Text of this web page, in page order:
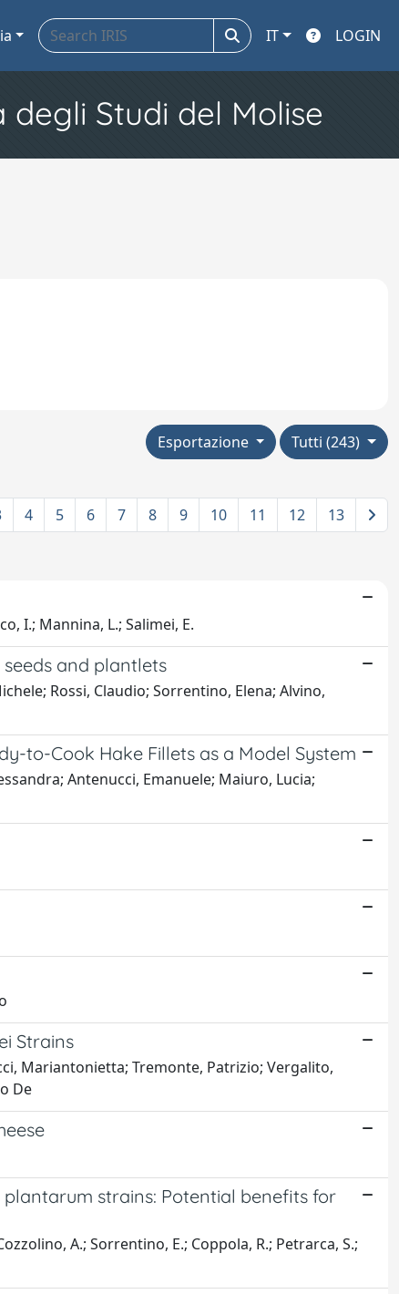
IT LOGIN
Studi del Molise
Tutti (243)
Esportazione
4 5 6 7 8 9 10 11 12 13
I.; Mannina, L.; Salimei, E.
and plantlets
Rossi, Claudio; Sorrentino, Elena; Alvino,
to-Cook Hake Fillets as a Model System
Antenucci, Emanuele; Maiuro, Lucia;
Strains
Mariantonietta; Tremonte, Patrizio; Vergalito,
De
strains: Potential benefits for
A.; Sorrentino, E.; Coppola, R.; Petrarca, S.;